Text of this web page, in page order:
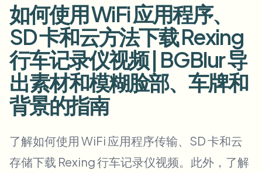
GDPR合规模糊
街头采访模糊
游戏与直播模糊
AI Video Object Remover
在线模糊照片中的人脸
人脸匿名化
语音匿名处理器
换脸 - 图片
医疗
诊所和面向患者的视频管理
公共部门
FOIA、安全披露和编辑
批量人脸匿名化
大批量、保留期和SLA
批量车牌模糊
车队、行车记录仪和停车场大规模处理
工具
分类
产品
如何使用 WiFi 应用程序、
SD 卡和云方法下载 Rexing
行车记录仪视频 | BGBlur 导
出素材和模糊脸部、车牌和
背景的指南
了解如何使用 WiFi 应用程序传输、SD 卡和云
存储下载 Rexing 行车记录仪视频。此外，了解